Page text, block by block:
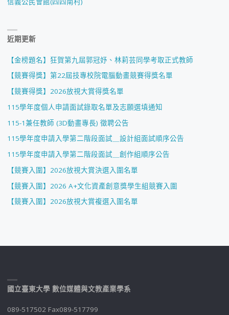
近期更新
【金榜題名】狂賀第九屆郭冠妤、林莉芸同學考取正式教師
【競賽得獎】第22屆技專校院電腦動畫競賽得獎名單
【競賽得獎】2026放視大賞得獎名單
115學年度個人申請面試錄取名單及志願選填通知
115-1兼任教師 (3D動畫專長) 徵聘公告
115學年度申請入學第二階段面試＿設計組面試順序公告
115學年度申請入學第二階段面試＿創作組順序公告
【競賽入圍】2026放視大賞決選入圍名單
【競賽入圍】2026 A+文化資產創意獎學生組競賽入圍
【競賽入圍】2026放視大賞複選入圍名單
國立臺東大學 數位媒體與文教產業學系
089-517502 Fax089-517799